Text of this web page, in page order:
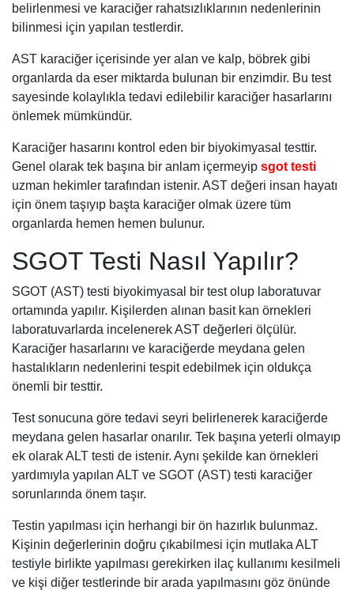
belirlenmesi ve karaciğer rahatsızlıklarının nedenlerinin
bilinmesi için yapılan testlerdir.
AST karaciğer içerisinde yer alan ve kalp, böbrek gibi
organlarda da eser miktarda bulunan bir enzimdir. Bu test
sayesinde kolaylıkla tedavi edilebilir karaciğer hasarlarını
önlemek mümkündür.
Karaciğer hasarını kontrol eden bir biyokimyasal testtir.
Genel olarak tek başına bir anlam içermeyip sgot testi
uzman hekimler tarafından istenir. AST değeri insan hayatı
için önem taşıyıp başta karaciğer olmak üzere tüm
organlarda hemen hemen bulunur.
SGOT Testi Nasıl Yapılır?
SGOT (AST) testi biyokimyasal bir test olup laboratuvar
ortamında yapılır. Kişilerden alınan basit kan örnekleri
laboratuvarlarda incelenerek AST değerleri ölçülür.
Karaciğer hasarlarını ve karaciğerde meydana gelen
hastalıkların nedenlerini tespit edebilmek için oldukça
önemli bir testtir.
Test sonucuna göre tedavi seyri belirlenerek karaciğerde
meydana gelen hasarlar onarılır. Tek başına yeterli olmayıp
ek olarak ALT testi de istenir. Aynı şekilde kan örnekleri
yardımıyla yapılan ALT ve SGOT (AST) testi karaciğer
sorunlarında önem taşır.
Testin yapılması için herhangi bir ön hazırlık bulunmaz.
Kişinin değerlerinin doğru çıkabilmesi için mutlaka ALT
testiyle birlikte yapılması gerekirken ilaç kullanımı kesilmeli
ve kişi diğer testlerinde bir arada yapılmasını göz önünde